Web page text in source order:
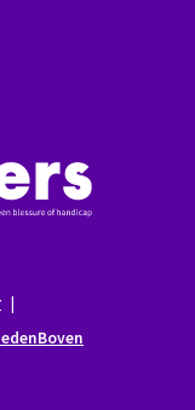
|